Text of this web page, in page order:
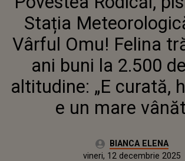
FELINA TRĂIEȘTE DE ANI
METRI ALTITUDINE: „E
ŞI E UN MARE VÂNĂTOR”
Stația
Vârful Omu! Felina
ani buni la 2.500
altitudine: „E curată,
e un mare
Autor:BIANCA ELENA
vineri, 12 decembrie 2025Actualizat:
vineri, 12 decembrie 2025